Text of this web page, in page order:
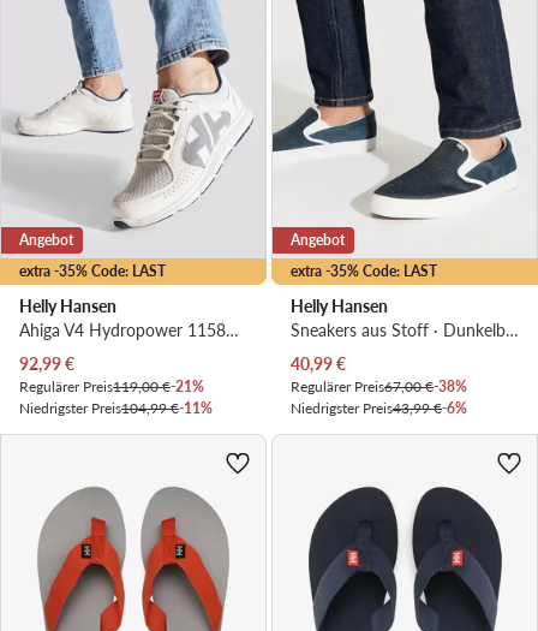
extra -35% Code: LAST
Angebot
Helly Hansen
Ahiga V4 Hydropower 11582_013 · Wassersportschuhe
Aktueller Preis
92,99€
Regulärer Preis119,00 €-21%
Niedrigster Preis104,99 €-11%
extra -35% Code: LAST
Angebot
Helly Hansen
Sneakers aus Stoff · Dunkelblau
Aktueller Preis
40,99€
Regulärer Preis67,00 €-38%
Niedrigster Preis43,99 €-6%